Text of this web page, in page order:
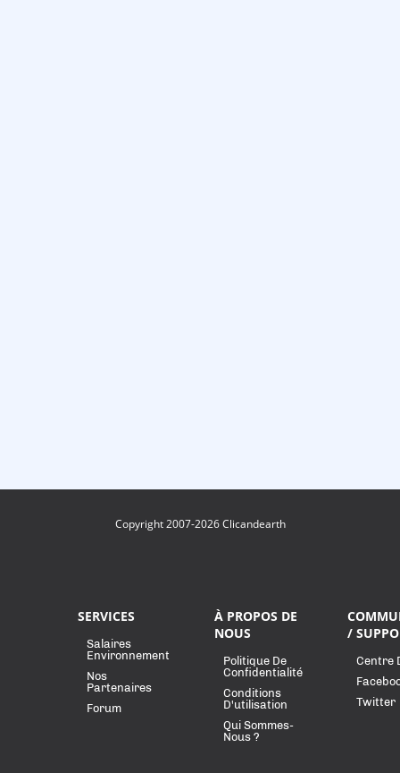
Copyright 2007-2026 Clicandearth
SERVICES
Salaires
Environnement
Nos
Partenaires
Forum
À PROPOS DE
NOUS
Politique De
Confidentialité
Conditions
D'utilisation
Qui Sommes-
Nous ?
/
Centre
Twitter